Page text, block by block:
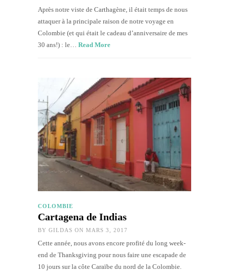
Après notre viste de Carthagène, il était temps de nous
attaquer à la principale raison de notre voyage en
Colombie (et qui était le cadeau d’anniversaire de mes
30 ans!) : le… Read More
COLOMBIE
Cartagena de Indias
BY GILDAS ON MARS 3, 2017
Cette année, nous avons encore profité du long week-
end de Thanksgiving pour nous faire une escapade de
10 jours sur la côte Caraïbe du nord de la Colombie.